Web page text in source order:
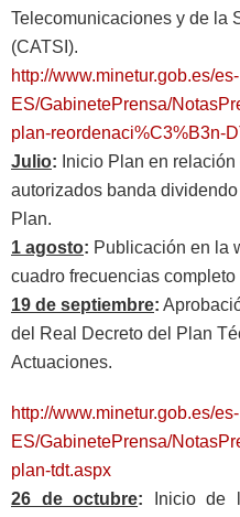
Telecomunicaciones y de la
(CATSI).
http://www.minetur.gob.es/es-
ES/GabinetePrensa/
plan-reordenaci%C3%B3n-
Julio: Inicio Plan en
autorizados banda
Plan.
1 agosto: Publicación en la
cuadro frecuencias
19 de septiembre:
del Real Decreto del Plan
Actuaciones.
http://www.minetur.gob.es/es-
ES/GabinetePrensa/
plan-tdt.aspx
26 de octubre: Inicio de